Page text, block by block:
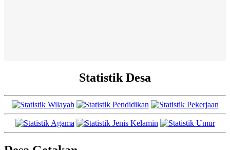
Statistik Desa